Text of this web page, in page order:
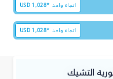
اتجاه واحد USD 1,028*
اتجاه واحد USD 1,028*
التشيك